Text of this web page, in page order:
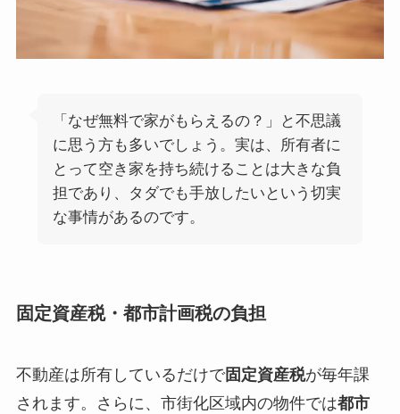
「なぜ無料で家がもらえるの？」と不思議
に思う方も多いでしょう。実は、所有者に
とって空き家を持ち続けることは大きな負
担であり、タダでも手放したいという切実
な事情があるのです。
固定資産税・都市計画税の負担
不動産は所有しているだけで固定資産税が毎年課
されます。さらに、市街化区域内の物件では都市